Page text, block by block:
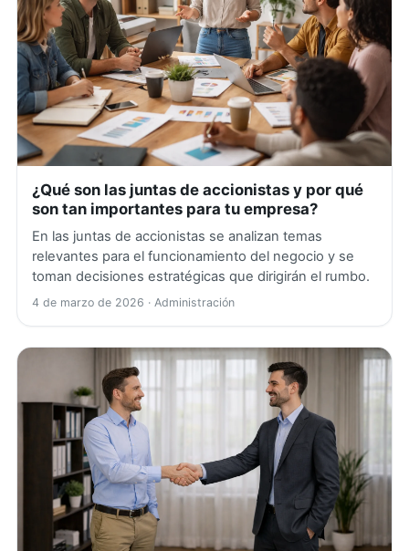
¿Qué son las juntas de accionistas y por qué
son tan importantes para tu empresa?
En las juntas de accionistas se analizan temas
relevantes para el funcionamiento del negocio y se
toman decisiones estratégicas que dirigirán el rumbo.
4 de marzo de 2026 · Administración